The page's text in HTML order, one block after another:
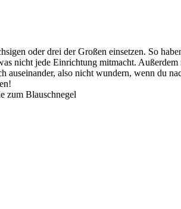
oder drei der Großen einsetzen. So
nicht jede Einrichtung mitmacht.
auseinander, also nicht wundern, wenn du
zum Blauschnegel